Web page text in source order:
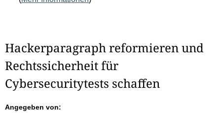
Hackerparagraph reformieren und
Rechtssicherheit für
Cybersecuritytests schaffen
Angegeben von: